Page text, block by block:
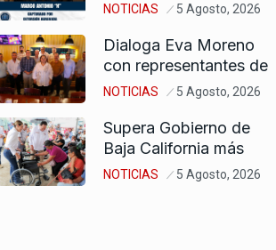
NOTICIAS 5 Agosto, 2026
Dialoga Eva Moreno
con representantes de
NOTICIAS 5 Agosto, 2026
Supera Gobierno de
Baja California más
NOTICIAS 5 Agosto, 2026